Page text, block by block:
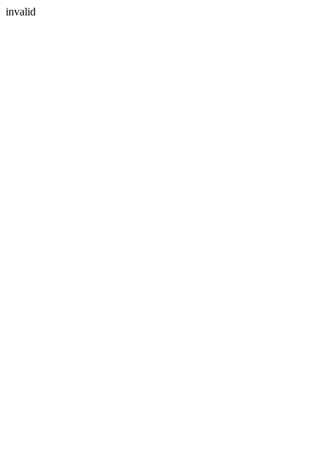
invalid